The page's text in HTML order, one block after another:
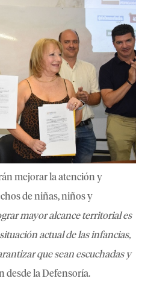
mejorar la atención y
de niñas, niños y
mayor alcance territorial es
actual de las infancias,
que sean escuchadas y
desde la Defensoría.